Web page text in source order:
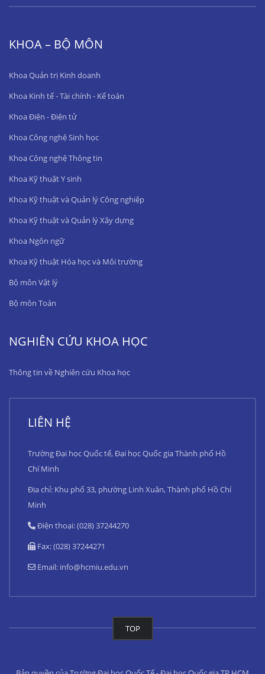
KHOA – BỘ MÔN
Khoa Quản trị Kinh doanh
Khoa Kinh tế - Tài chính - Kế toán
Khoa Điện - Điện tử
Khoa Công nghệ Sinh học
Khoa Công nghệ Thông tin
Khoa Kỹ thuật Y sinh
Khoa Kỹ thuật và Quản lý Công nghiệp
Khoa Kỹ thuật và Quản lý Xây dựng
Khoa Ngôn ngữ
Khoa Kỹ thuật Hóa học và Môi trường
Bộ môn Vật lý
Bộ môn Toán
NGHIÊN CỨU KHOA HỌC
Thông tin về Nghiên cứu Khoa học
LIÊN HỆ
Trường Đại học Quốc tế, Đại học Quốc gia Thành phố Hồ
Chí Minh
Địa chỉ: Khu phố 33, phường Linh Xuân, Thành phố Hồ Chí
Minh
Điện thoại: (028) 37244270
Fax: (028) 37244271
Email: info@hcmiu.edu.vn
TOP